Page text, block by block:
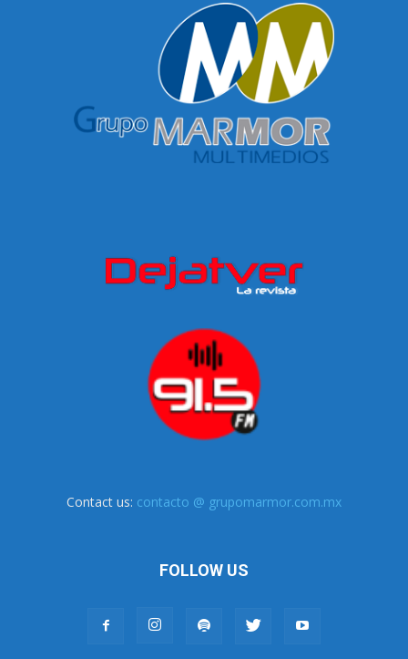
Contact us: contacto @ grupomarmor.com.mx
FOLLOW US